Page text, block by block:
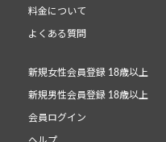
料金について
よくある質問
新規女性会員登録 18歳以上
新規男性会員登録 18歳以上
会員ログイン